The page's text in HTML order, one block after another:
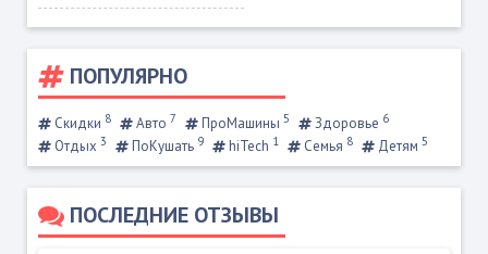
ПОПУЛЯРНО
Скидки 8 Авто 7 ПроМашины 5 Здоровье 6
Отдых 3 ПоКушать 9 hiTech 1 Семья 8 Детям 5
ПОСЛЕДНИЕ ОТЗЫВЫ